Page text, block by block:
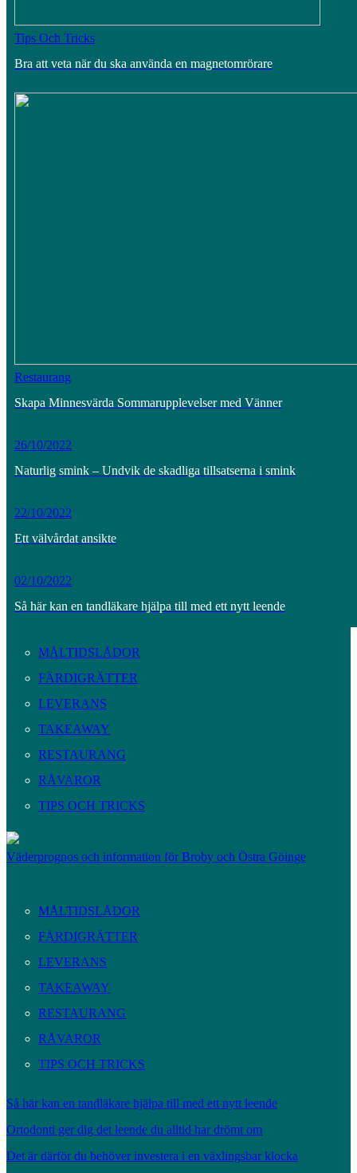
Tips Och Tricks
Bra att veta när du ska använda en magnetomrörare
Restaurang
Skapa Minnesvärda Sommarupplevelser med Vänner
26/10/2022
Naturlig smink – Undvik de skadliga tillsatserna i smink
22/10/2022
Ett välvårdat ansikte
02/10/2022
Så här kan en tandläkare hjälpa till med ett nytt leende
MÅLTIDSLÅDOR
FÄRDIGRÄTTER
LEVERANS
TAKEAWAY
RESTAURANG
RÅVAROR
TIPS OCH TRICKS
Väderprognos och information för Broby och Östra Göinge
MÅLTIDSLÅDOR
FÄRDIGRÄTTER
LEVERANS
TAKEAWAY
RESTAURANG
RÅVAROR
TIPS OCH TRICKS
Så här kan en tandläkare hjälpa till med ett nytt leende
Ortodonti ger dig det leende du alltid har drömt om
Det är därför du behöver investera i en växlingsbar klocka